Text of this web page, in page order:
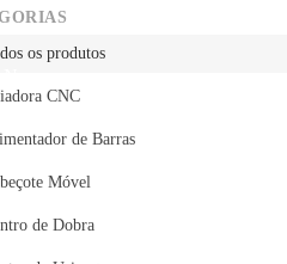
os produtos
CNC
de Barras
Móvel
de Dobra